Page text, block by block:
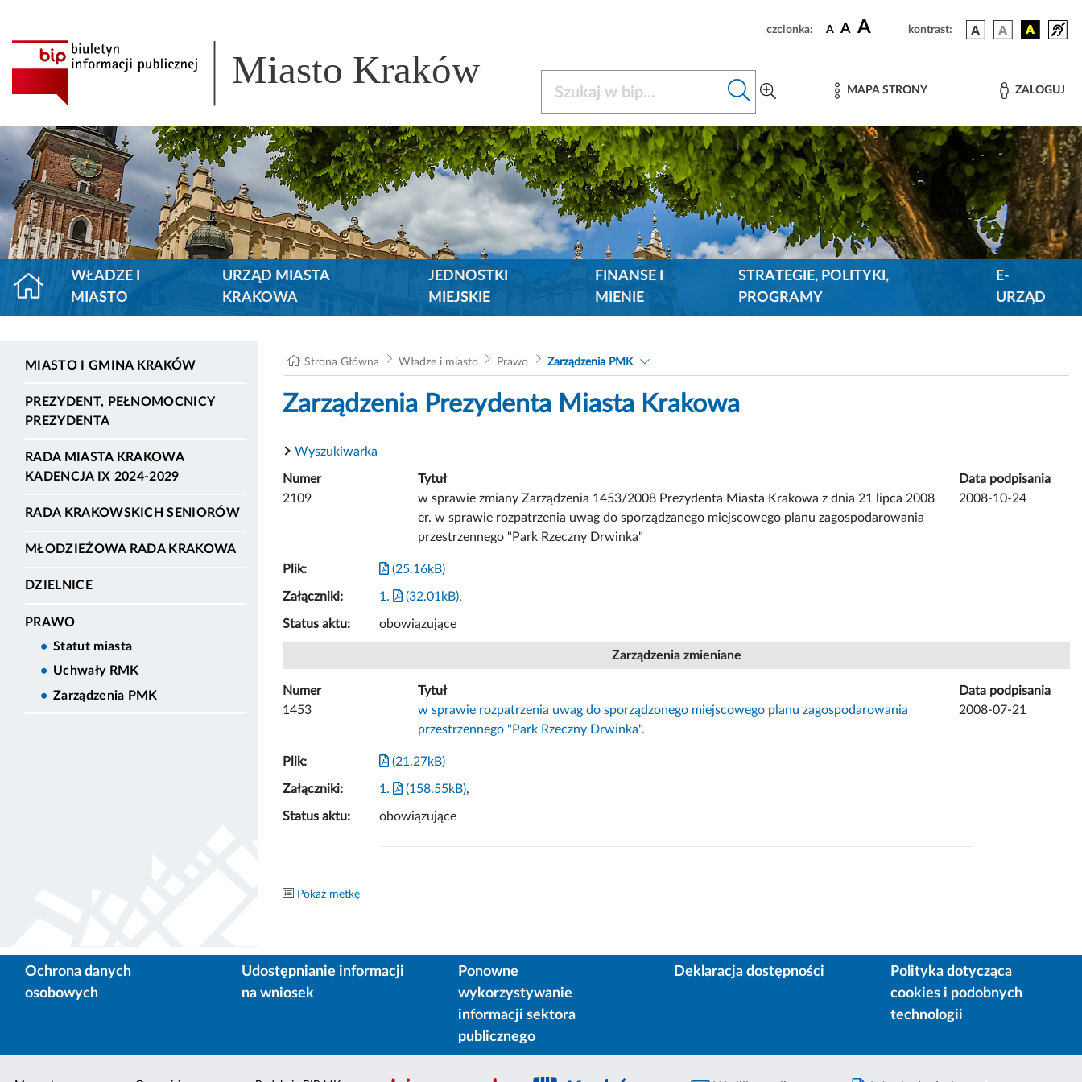
czcionka: A A A kontrast:
Miasto Kraków MAPA STRONY ZALOGUJ
WŁADZE I
MIASTO
URZĄD MIASTA
KRAKOWA
JEDNOSTKI
MIEJSKIE
FINANSE I
MIENIE
STRATEGIE, POLITYKI,
PROGRAMY
E-
URZĄD
MIASTO I GMINA KRAKÓW
PREZYDENT, PEŁNOMOCNICY
PREZYDENTA
RADA MIASTA KRAKOWA
KADENCJA IX 2024-2029
RADA KRAKOWSKICH SENIORÓW
MŁODZIEŻOWA RADA KRAKOWA
DZIELNICE
PRAWO
Statut miasta
Uchwały RMK
Zarządzenia PMK
Strona Główna Władze i miasto Prawo Zarządzenia PMK
Zarządzenia Prezydenta Miasta Krakowa
Wyszukiwarka
Numer Tytuł
Data podpisania
2109
w sprawie zmiany Zarządzenia 1453/2008 Prezydenta Miasta Krakowa z dnia 21 lipca 2008
er. w sprawie rozpatrzenia uwag do sporządzanego miejscowego planu zagospodarowania
przestrzennego "Park Rzeczny Drwinka"
2008-10-24
Plik: (25.16kB)
Załączniki: 1. (32.01kB),
Status aktu: obowiązujące
Zarządzenia zmieniane
Numer Tytuł
Data podpisania
1453
w sprawie rozpatrzenia uwag do sporządzonego miejscowego planu zagospodarowania
przestrzennego "Park Rzeczny Drwinka".
2008-07-21
Plik: (21.27kB)
Załączniki: 1. (158.55kB),
Status aktu: obowiązujące
Pokaż metkę
Ochrona danych
osobowych
Udostępnianie informacji
na wniosek
Ponowne
wykorzystywanie
informacji sektora
publicznego
Deklaracja dostępności
Polityka dotycząca
cookies i podobnych
technologii